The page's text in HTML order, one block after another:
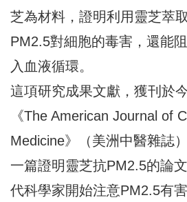
芝為材料，證明利用靈芝萃
PM2.5對細胞的毒害，還能
入血液循環。
這項研究成果文獻，獲刊於
《The American Journal of
Medicine》（美洲中醫雜誌
一篇證明靈芝抗PM2.5的論
代科學家開始注意PM2.5有